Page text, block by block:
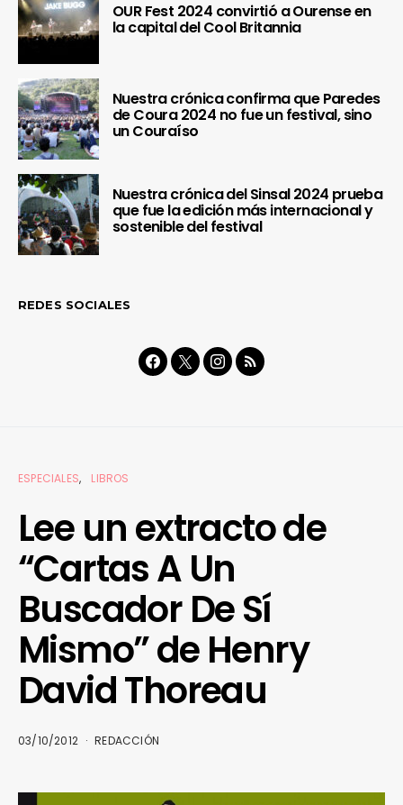
OUR Fest 2024 convirtió a Ourense en
la capital del Cool Britannia
Nuestra crónica confirma que Paredes
de Coura 2024 no fue un festival, sino
un Couraíso
Nuestra crónica del Sinsal 2024 prueba
que fue la edición más internacional y
sostenible del festival
REDES SOCIALES
ESPECIALES LIBROS
Lee un extracto de
“Cartas A Un
Buscador De Sí
Mismo” de Henry
David Thoreau
03/10/2012 REDACCIÓN